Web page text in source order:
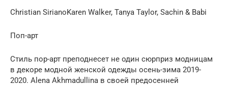
Christian SirianoKaren Walker, Tanya Taylor, Sachin & Babi
Поп-арт
Стиль пор-арт преподнесет не один сюрприз модницам
в декоре модной женской одежды осень-зима 2019-
2020. Alena Akhmadullina в своей предосенней